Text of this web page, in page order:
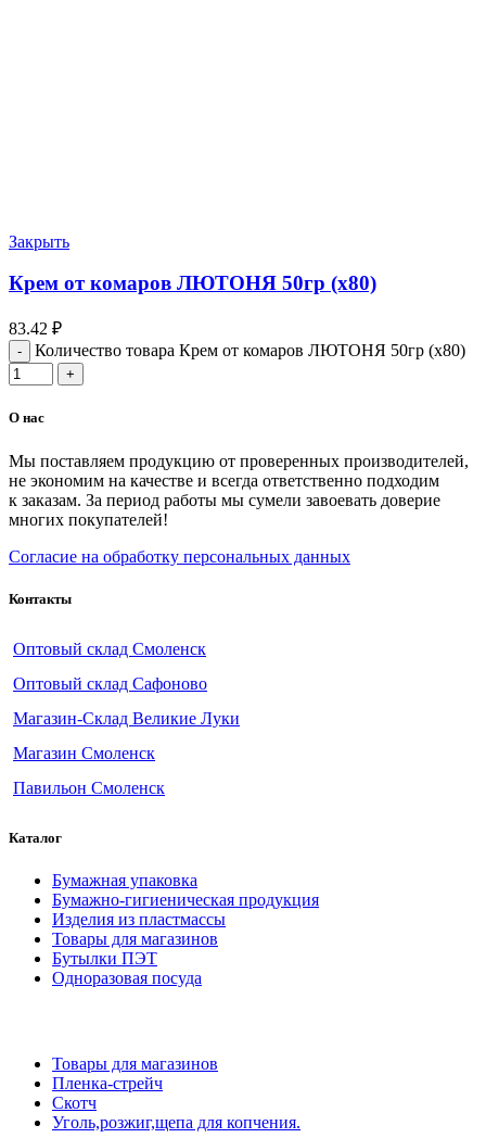
Закрыть
Крем от комаров ЛЮТОНЯ 50гр (х80)
83.42 ₽
Количество товара Крем от комаров ЛЮТОНЯ 50гр (х80)
О нас
Мы поставляем продукцию от проверенных производителей,
не экономим на качестве и всегда ответственно подходим
к заказам. За период работы мы сумели завоевать доверие
многих покупателей!
Согласие на обработку персональных данных
Контакты
Оптовый склад Смоленск
Оптовый склад Сафоново
Магазин-Склад Великие Луки
Магазин Смоленск
Павильон Смоленск
Каталог
Бумажная упаковка
Бумажно-гигиеническая продукция
Изделия из пластмассы
Товары для магазинов
Бутылки ПЭТ
Одноразовая посуда
Товары для магазинов
Пленка-стрейч
Скотч
Уголь,розжиг,щепа для копчения.